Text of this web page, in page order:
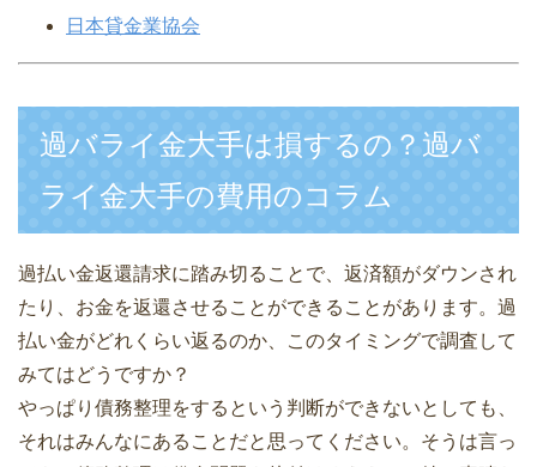
日本貸金業協会
過バライ金大手は損するの？過バ
ライ金大手の費用のコラム
過払い金返還請求に踏み切ることで、返済額がダウンされ
たり、お金を返還させることができることがあります。過
払い金がどれくらい返るのか、このタイミングで調査して
みてはどうですか？
やっぱり債務整理をするという判断ができないとしても、
それはみんなにあることだと思ってください。そうは言っ